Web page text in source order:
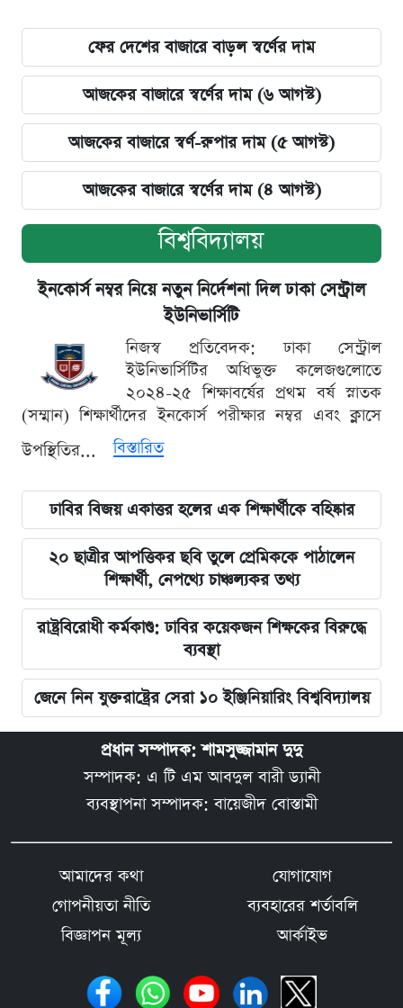
ফের দেশের বাজারে বাড়ল স্বর্ণের দাম
আজকের বাজারে স্বর্ণের দাম (৬ আগস্ট)
আজকের বাজারে স্বর্ণ-রুপার দাম (৫ আগস্ট)
আজকের বাজারে স্বর্ণের দাম (৪ আগস্ট)
বিশ্ববিদ্যালয়
ইনকোর্স নম্বর নিয়ে নতুন নির্দেশনা দিল ঢাকা সেন্ট্রাল
ইউনিভার্সিটি
নিজস্ব প্রতিবেদক: ঢাকা সেন্ট্রাল
ইউনিভার্সিটির অধিভুক্ত কলেজগুলোতে
২০২৪-২৫ শিক্ষাবর্ষের প্রথম বর্ষ স্নাতক
(সম্মান) শিক্ষার্থীদের ইনকোর্স পরীক্ষার নম্বর এবং ক্লাসে
উপস্থিতির...
বিস্তারিত
ঢাবির বিজয় একাত্তর হলের এক শিক্ষার্থীকে বহিষ্কার
২০ ছাত্রীর আপত্তিকর ছবি তুলে প্রেমিককে পাঠালেন
শিক্ষার্থী, নেপথ্যে চাঞ্চল্যকর তথ্য
রাষ্ট্রবিরোধী কর্মকাণ্ড: ঢাবির কয়েকজন শিক্ষকের বিরুদ্ধে
ব্যবস্থা
জেনে নিন যুক্তরাষ্ট্রের সেরা ১০ ইঞ্জিনিয়ারিং বিশ্ববিদ্যালয়
প্রধান সম্পাদক: শামসুজ্জামান দুদু
সম্পাদক: এ টি এম আবদুল বারী ড্যানী
ব্যবস্থাপনা সম্পাদক: বায়েজীদ বোস্তামী
আমাদের কথা
যোগাযোগ
গোপনীয়তা নীতি
ব্যবহারের শর্তাবলি
বিজ্ঞাপন মূল্য
আর্কাইভ